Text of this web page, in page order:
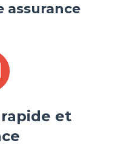
assurance
et